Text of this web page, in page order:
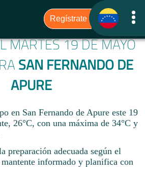
MARTES 19 DE MAYO
SAN FERNANDO DE
APURE
en San Fernando de Apure este 19
26°C, con una máxima de 34°C y
preparación adecuada según el
informado y planifica con